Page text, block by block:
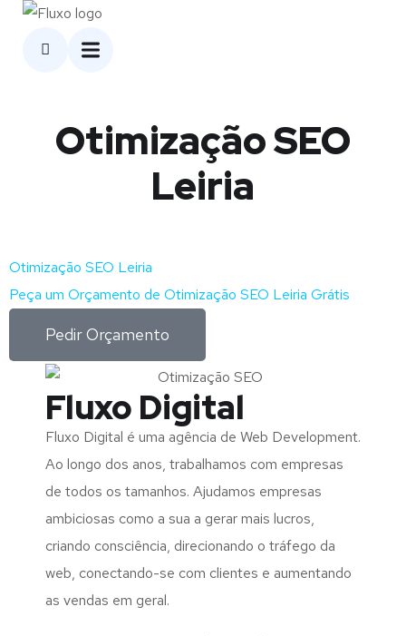
Otimização SEO
Leiria
Otimização SEO Leiria
Peça um Orçamento de Otimização SEO Leiria Grátis
Pedir Orçamento
Fluxo Digital
Fluxo Digital é uma agência de Web Development.
Ao longo dos anos, trabalhamos com empresas
de todos os tamanhos. Ajudamos empresas
ambiciosas como a sua a gerar mais lucros,
criando consciência, direcionando o tráfego da
web, conectando-se com clientes e aumentando
as vendas em geral.